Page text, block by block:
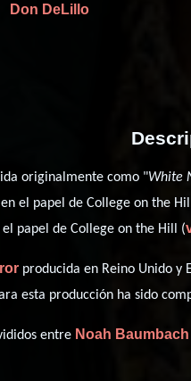
Don DeLillo
originalmente como "White
en el papel de College on the
el papel de College on the Hill (
producida en Reino Unido y
esta producción ha sido
entre Noah Baumbach